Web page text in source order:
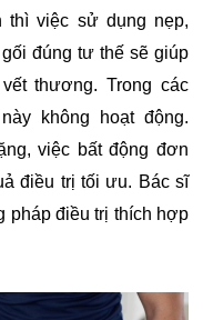
thì việc sử dụng nẹp,
đúng tư thế sẽ giúp
thương. Trong các
không hoạt động.
việc bất động đơn
điều trị tối ưu. Bác sĩ
pháp điều trị thích hợp